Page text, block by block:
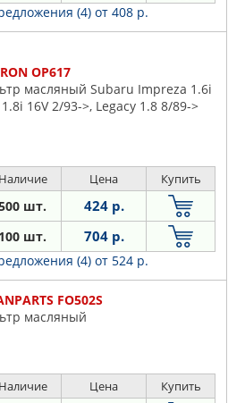
(4) от 408 р.
OP617
масляный Subaru Impreza 1.6i
1.8i 16V 2/93->, Legacy 1.8 8/89->
Наличие Цена Купить
шт. 424 р.
100 шт. 704 р.
(4) от 524 р.
FO502S
масляный
Наличие Цена Купить